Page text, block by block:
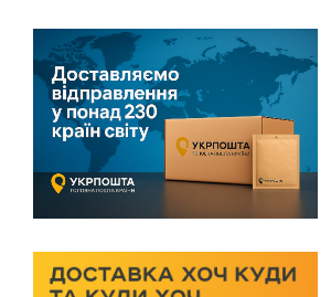
лавандовий (1
м'ятний (1)
малиновий (1)
маренго (7
молочний (
пудра (6)
світла кава (2)
світло коричневий (2